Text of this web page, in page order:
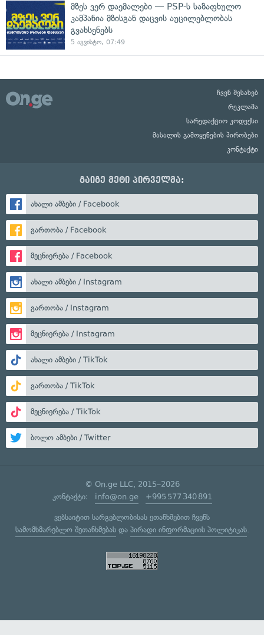
მზეს ვერ დაემალები — PSP-ს საზაფხულო
კამპანია მზისგან დაცვის აუცილებლობას
გვახსენებს
5 აგვისტო, 07:49
ჩვენ შესახებ
რეკლამა
სარედაქციო კოდექსი
მასალის გამოყენების პირობები
კონტაქტი
გაიგე მეტი პირველმა:
ახალი ამბები / Facebook
გართობა / Facebook
მეცნიერება / Facebook
ახალი ამბები / Instagram
გართობა / Instagram
მეცნიერება / Instagram
ახალი ამბები / TikTok
გართობა / TikTok
მეცნიერება / TikTok
ბოლო ამბები / Twitter
© On.ge LLC, 2015–2026
კონტაქტი: info@on.ge +995 577 340 891
ვებსაიტით სარგებლობისას ეთანხმებით ჩვენს
სამომხმარებლო შეთანხმებასდა პირადი ინფორმაციის პოლიტიკას.